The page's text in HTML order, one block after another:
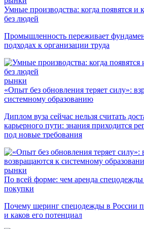
Умные производства: когда появятся и
без людей
Промышленность переживает
подходах к организации труда
рынки
«Опыт без обновления теряет силу»:
системному образованию
Диплом вуза сейчас нельзя считать
карьерного пути: знания приходится
под новые требования
рынки
По всей форме: чем аренда спецодежды
покупки
Почему шеринг спецодежды в России
и каков его потенциал